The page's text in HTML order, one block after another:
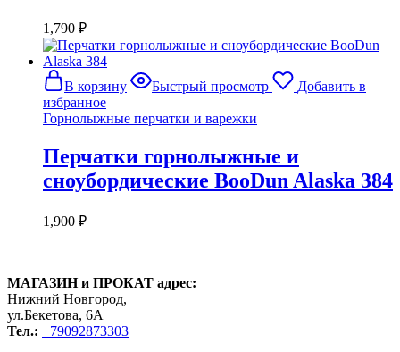
1,790 ₽
В корзину Быстрый просмотр
Добавить в
избранное
Горнолыжные перчатки и варежки
Перчатки горнолыжные и
сноубордические BooDun Alaska 384
1,900 ₽
МАГАЗИН и ПРОКАТ адрес:
Нижний Новгород,
ул.Бекетова, 6А
Тел.: +79092873303